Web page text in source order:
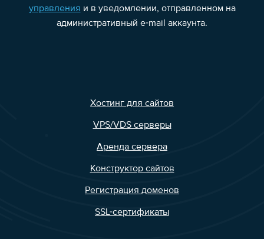
управления и в уведомлении, отправленном на
административный e-mail аккаунта.
Хостинг для сайтов
VPS/VDS серверы
Аренда сервера
Конструктор сайтов
Регистрация доменов
SSL-сертификаты